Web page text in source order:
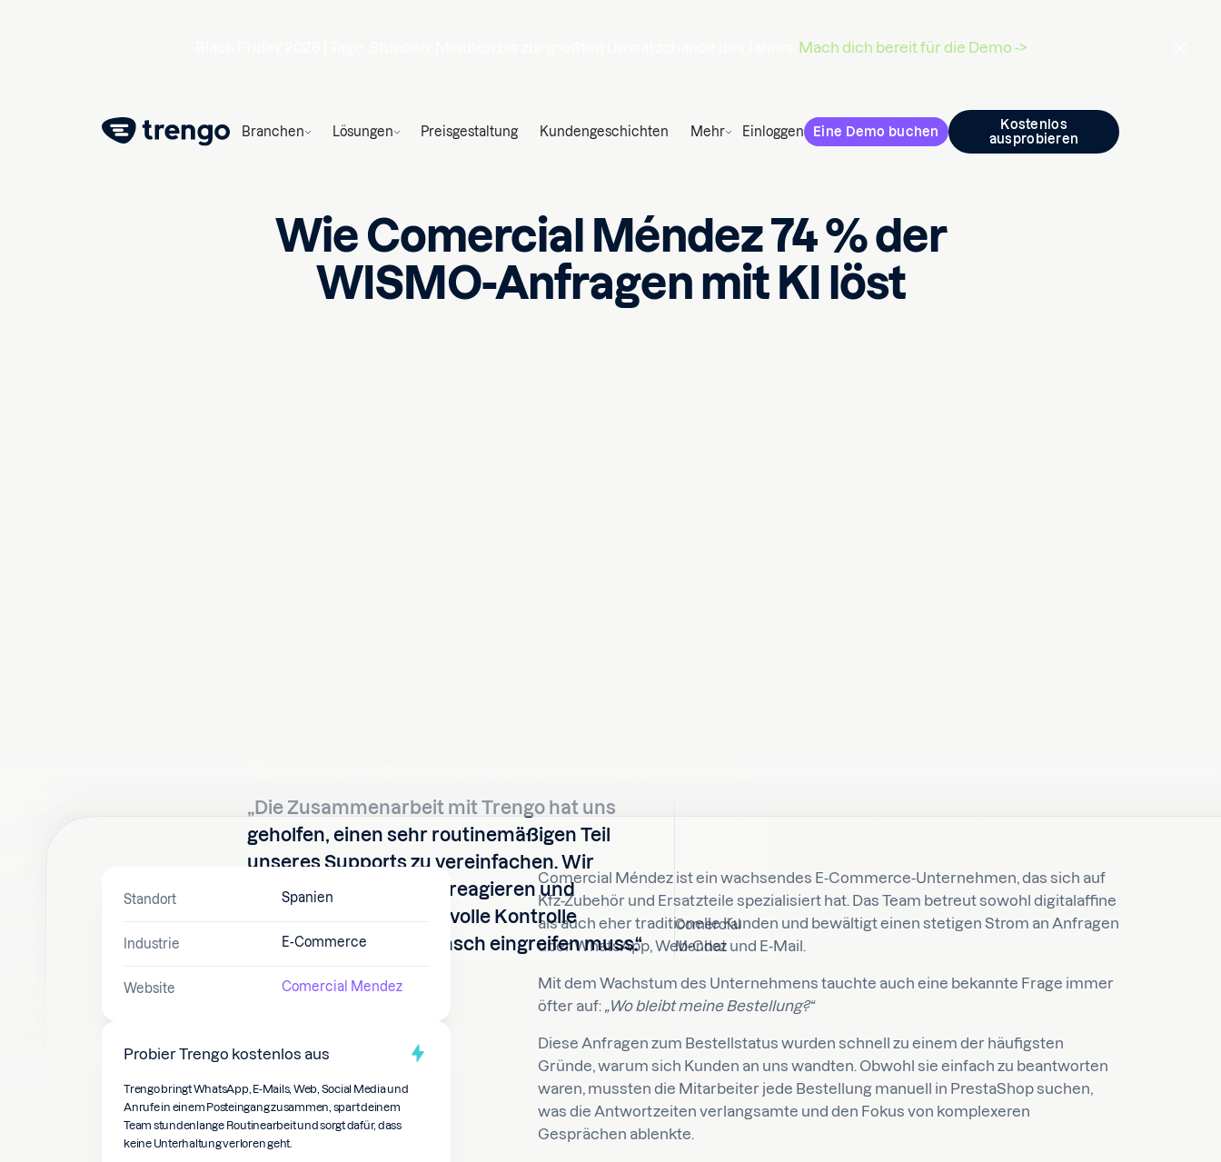
Mach dich bereit für die Demo ->
Branchen Lösungen Preisgestaltung Kundengeschichten Mehr Einloggen Eine Demo buchen
Kostenlos
ausprobieren
Wie Comercial Méndez 74 % der
WISMO-Anfragen mit KI löst
„Die Zusammenarbeit mit Trengo hat uns
geholfen, einen sehr routinemäßigen Teil
unseres Supports zu vereinfachen. Wir
können jetzt schneller reagieren und
behalten trotzdem die volle Kontrolle
darüber, wann ein Mensch eingreifen muss.“
Comercial
Mendez
Standort Spanien
Industrie E-Commerce
Website Comercial Mendez
Probier Trengo kostenlos aus
Trengo bringt WhatsApp, E-Mails, Web, Social Media und
Anrufe in einem Posteingang zusammen, spart deinem
Team stundenlange Routinearbeit und sorgt dafür, dass
keine Unterhaltung verloren geht.
Comercial Méndez ist ein wachsendes E-Commerce-Unternehmen, das sich auf
Kfz-Zubehör und Ersatzteile spezialisiert hat. Das Team betreut sowohl digitalaffine
als auch eher traditionelle Kunden und bewältigt einen stetigen Strom an Anfragen
über WhatsApp, Web-Chat und E-Mail.
Mit dem Wachstum des Unternehmens tauchte auch eine bekannte Frage immer
öfter auf: „Wo bleibt meine Bestellung?“
Diese Anfragen zum Bestellstatus wurden schnell zu einem der häufigsten
Gründe, warum sich Kunden an uns wandten. Obwohl sie einfach zu beantworten
waren, mussten die Mitarbeiter jede Bestellung manuell in PrestaShop suchen,
was die Antwortzeiten verlangsamte und den Fokus von komplexeren
Gesprächen ablenkte.